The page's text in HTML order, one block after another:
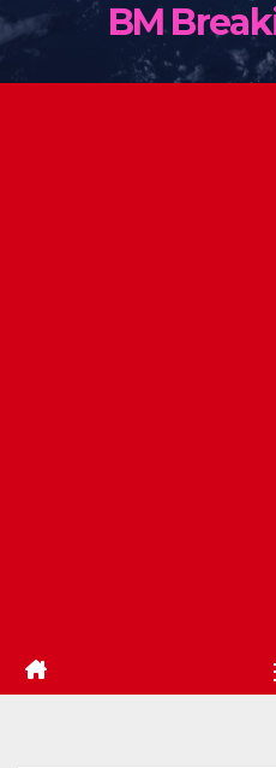
BM